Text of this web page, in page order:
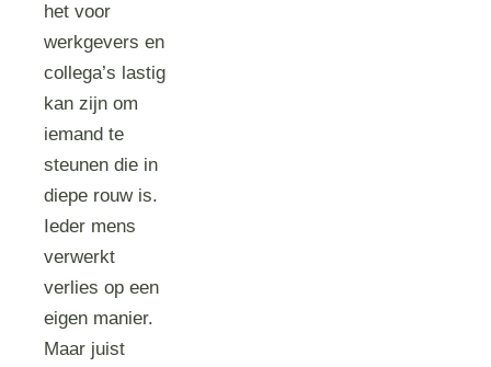
het voor
werkgevers en
collega’s lastig
kan zijn om
iemand te
steunen die in
diepe rouw is.
Ieder mens
verwerkt
verlies op een
eigen manier.
Maar juist